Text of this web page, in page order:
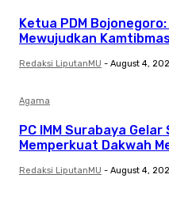
Ketua PDM
Mewujudkan
Redaksi LiputanMU - August 4,
Agama
PC IMM Surabaya
Memperkuat Dakwah
Redaksi LiputanMU - August 4,